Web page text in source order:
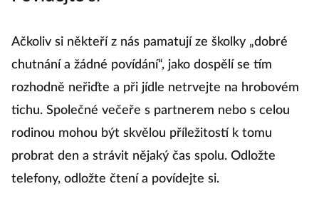
Ačkoliv si někteří z nás pamatují ze školky „dobré
chutnání a žádné povídání“, jako dospělí se tím
rozhodně neřiďte a při jídle netrvejte na hrobovém
tichu. Společné večeře s partnerem nebo s celou
rodinou mohou být skvělou příležitostí k tomu
probrat den a strávit nějaký čas spolu. Odložte
telefony, odložte čtení a povídejte si.